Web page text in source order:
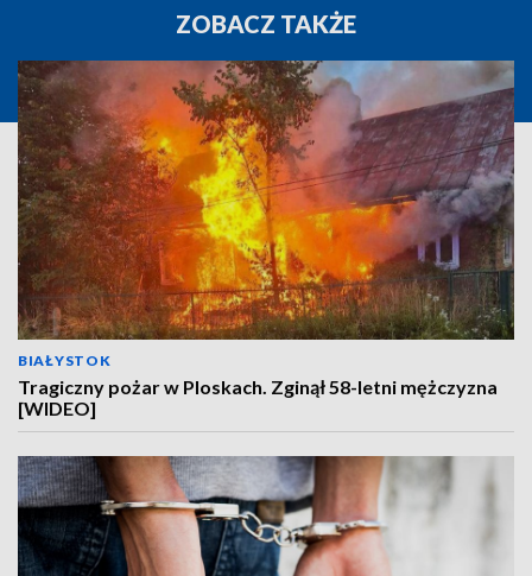
ZOBACZ TAKŻE
BIAŁYSTOK
Tragiczny pożar w Ploskach. Zginął 58-letni mężczyzna
[WIDEO]